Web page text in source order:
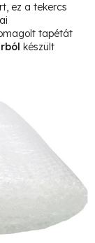
ez a tekercs
tapétát
készült